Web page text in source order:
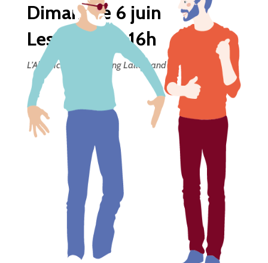
Dimanche 6 juin
Les Voivres, 16h
L’Abridici, site de l’Étang Lallemand